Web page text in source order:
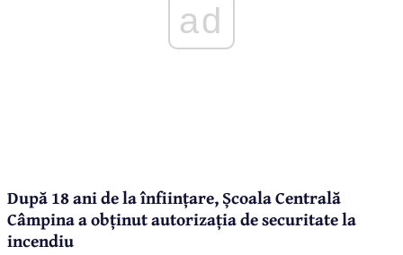
ad
După 18 ani de la înființare, Școala Centrală
Câmpina a obținut autorizația de securitate la
incendiu